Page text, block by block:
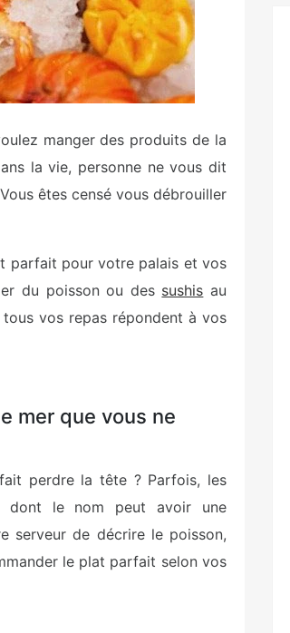
manger des produits de la
la vie, personne ne vous dit
êtes censé vous débrouiller
parfait pour votre palais et vos
du poisson ou des sushis au
vos repas répondent à vos
mer que vous ne
perdre la tête ? Parfois, les
dont le nom peut avoir une
serveur de décrire le poisson,
le plat parfait selon vos